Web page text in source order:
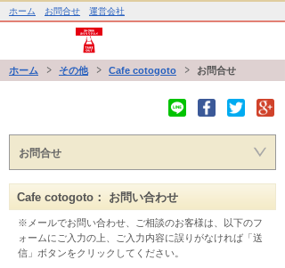
ホーム お問合せ 運営会社
ホーム その他 Cafe cotogoto お問合せ
お問合せ
Cafe cotogoto： お問い合わせ
※メールでお問い合わせ、ご相談のお客様は、以下のフ
ォームにご入力の上、ご入力内容に誤りがなければ「送
信」ボタンをクリックしてください。